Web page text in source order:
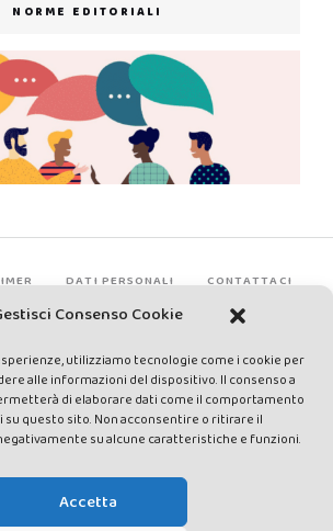
Consenso Cookie
utilizziamo tecnologie come i cookie per
alle informazioni del dispositivo. Il consenso a
di elaborare dati come il comportamento
su questo sito. Non acconsentire o ritirare il
su alcune caratteristiche e funzioni.
Accetta
NORME EDITORIALI
DATI PERSONALI CONTATTACI
registrata presso il Tribunale di Siena con
12/04/2014 - Direttrice Responsabile: Chiara